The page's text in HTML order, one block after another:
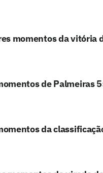
momentos da vitória
de Palmeiras
da